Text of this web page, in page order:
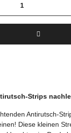
Strips
Antirutsch-
Diese kleinen